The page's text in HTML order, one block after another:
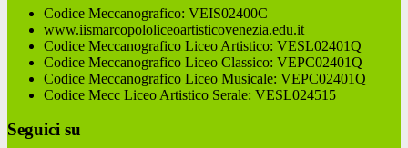
Codice Meccanografico: VEIS02400C
www.iismarcopololiceoartisticovenezia.edu.it
Codice Meccanografico Liceo Artistico: VESL02401Q
Codice Meccanografico Liceo Classico: VEPC02401Q
Codice Meccanografico Liceo Musicale: VEPC02401Q
Codice Mecc Liceo Artistico Serale: VESL024515
Seguici su